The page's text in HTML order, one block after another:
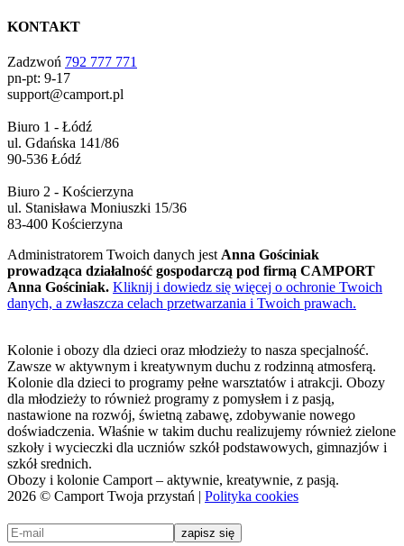
KONTAKT
Zadzwoń 792 777 771
pn-pt: 9-17
support@camport.pl
Biuro 1 - Łódź
ul. Gdańska 141/86
90-536 Łódź
Biuro 2 - Kościerzyna
ul. Stanisława Moniuszki 15/36
83-400 Kościerzyna
Administratorem Twoich danych jest Anna Gościniak
prowadząca działalność gospodarczą pod firmą CAMPORT
Anna Gościniak. Kliknij i dowiedz się więcej o ochronie Twoich
danych, a zwłaszcza celach przetwarzania i Twoich prawach.
Kolonie i obozy dla dzieci oraz młodzieży to nasza specjalność.
Zawsze w aktywnym i kreatywnym duchu z rodzinną atmosferą.
Kolonie dla dzieci to programy pełne warsztatów i atrakcji. Obozy
dla młodzieży to również programy z pomysłem i z pasją,
nastawione na rozwój, świetną zabawę, zdobywanie nowego
doświadczenia. Właśnie w takim duchu realizujemy również zielone
szkoły i wycieczki dla uczniów szkół podstawowych, gimnazjów i
szkół srednich.
Obozy i kolonie Camport – aktywnie, kreatywnie, z pasją.
2026 © Camport Twoja przystań | Polityka cookies